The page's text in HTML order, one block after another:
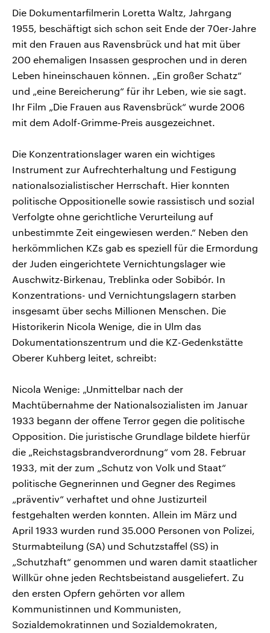
Die Dokumentarfilmerin Loretta Waltz, Jahrgang
1955, beschäftigt sich schon seit Ende der 70er-Jahre
mit den Frauen aus Ravensbrück und hat mit über
200 ehemaligen Insassen gesprochen und in deren
Leben hineinschauen können. „Ein großer Schatz“
und „eine Bereicherung“ für ihr Leben, wie sie sagt.
Ihr Film „Die Frauen aus Ravensbrück“ wurde 2006
mit dem Adolf-Grimme-Preis ausgezeichnet.
Die Konzentrationslager waren ein wichtiges
Instrument zur Aufrechterhaltung und Festigung
nationalsozialistischer Herrschaft. Hier konnten
politische Oppositionelle sowie rassistisch und sozial
Verfolgte ohne gerichtliche Verurteilung auf
unbestimmte Zeit eingewiesen werden.“ Neben den
herkömmlichen KZs gab es speziell für die Ermordung
der Juden eingerichtete Vernichtungslager wie
Auschwitz-Birkenau, Treblinka oder Sobibór. In
Konzentrations- und Vernichtungslagern starben
insgesamt über sechs Millionen Menschen. Die
Historikerin Nicola Wenige, die in Ulm das
Dokumentationszentrum und die KZ-Gedenkstätte
Oberer Kuhberg leitet, schreibt:
Nicola Wenige: „Unmittelbar nach der
Machtübernahme der Nationalsozialisten im Januar
1933 begann der offene Terror gegen die politische
Opposition. Die juristische Grundlage bildete hierfür
die „Reichstagsbrandverordnung“ vom 28. Februar
1933, mit der zum „Schutz von Volk und Staat“
politische Gegnerinnen und Gegner des Regimes
„präventiv“ verhaftet und ohne Justizurteil
festgehalten werden konnten. Allein im März und
April 1933 wurden rund 35.000 Personen von Polizei,
Sturmabteilung (SA) und Schutzstaffel (SS) in
„Schutzhaft“ genommen und waren damit staatlicher
Willkür ohne jeden Rechtsbeistand ausgeliefert. Zu
den ersten Opfern gehörten vor allem
Kommunistinnen und Kommunisten,
Sozialdemokratinnen und Sozialdemokraten,